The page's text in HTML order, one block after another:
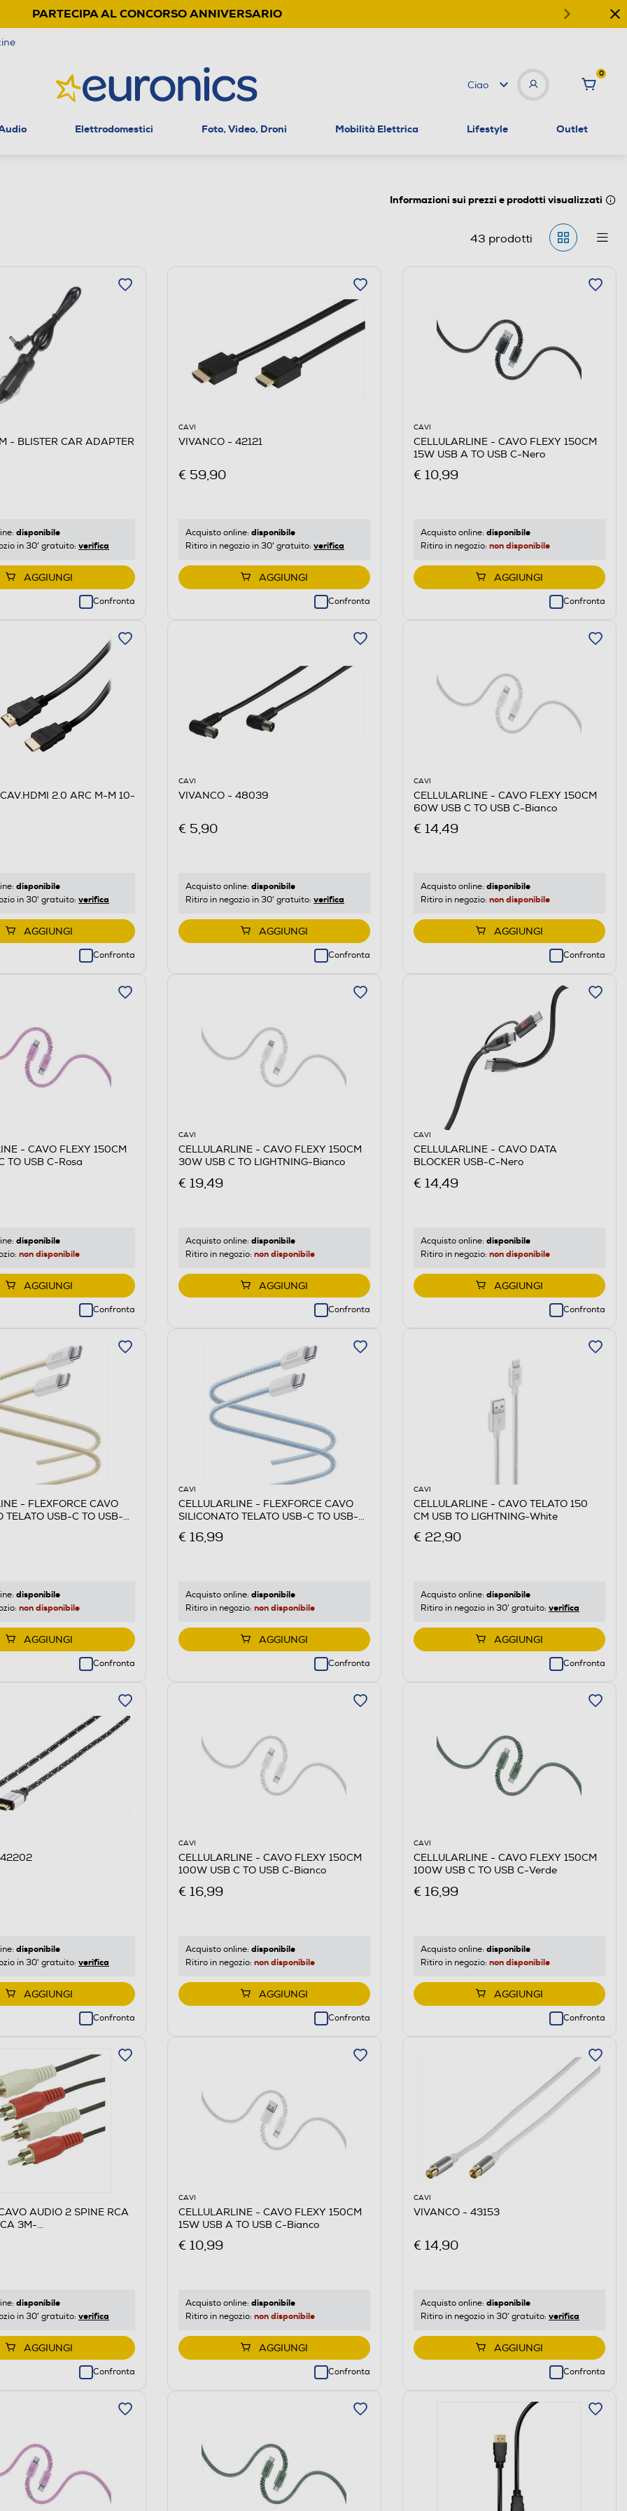
PARTECIPA AL CONCORSO ANNIVERSARIO
Ciao
0
Elettrodomestici Foto, Video, Droni Mobilità Elettrica Lifestyle Outlet
Informazioni sui prezzi e prodotti visualizzati
43 prodotti
- BLISTER CAR ADAPTER
disponibile
in 30' gratuito: verifica
AGGIUNGI
Confronta
CAVI
VIVANCO - 42121
€ 59,90
Acquisto online: disponibile
Ritiro in negozio in 30' gratuito: verifica
AGGIUNGI
Confronta
CAVI
CELLULARLINE - CAVO FLEXY 150CM
15W USB A TO USB C-Nero
€ 10,99
Acquisto online: disponibile
Ritiro in negozio: non disponibile
AGGIUNGI
Confronta
2.0 ARC M-M 10-
disponibile
in 30' gratuito: verifica
AGGIUNGI
Confronta
CAVI
VIVANCO - 48039
€ 5,90
Acquisto online: disponibile
Ritiro in negozio in 30' gratuito: verifica
AGGIUNGI
Confronta
CAVI
CELLULARLINE - CAVO FLEXY 150CM
60W USB C TO USB C-Bianco
€ 14,49
Acquisto online: disponibile
Ritiro in negozio: non disponibile
AGGIUNGI
Confronta
- CAVO FLEXY 150CM
TO USB C-Rosa
disponibile
non disponibile
AGGIUNGI
Confronta
CAVI
CELLULARLINE - CAVO FLEXY 150CM
30W USB C TO LIGHTNING-Bianco
€ 19,49
Acquisto online: disponibile
Ritiro in negozio: non disponibile
AGGIUNGI
Confronta
CAVI
CELLULARLINE - CAVO DATA
BLOCKER USB-C-Nero
€ 14,49
Acquisto online: disponibile
Ritiro in negozio: non disponibile
AGGIUNGI
Confronta
- FLEXFORCE CAVO
TELATO USB-C TO USB-C-
disponibile
non disponibile
AGGIUNGI
Confronta
CAVI
CELLULARLINE - FLEXFORCE CAVO
SILICONATO TELATO USB-C TO USB-C-
€ 16,99
Acquisto online: disponibile
Ritiro in negozio: non disponibile
AGGIUNGI
Confronta
CAVI
CELLULARLINE - CAVO TELATO 150
CM USB TO LIGHTNING-White
€ 22,90
Acquisto online: disponibile
Ritiro in negozio in 30' gratuito: verifica
AGGIUNGI
Confronta
disponibile
in 30' gratuito: verifica
AGGIUNGI
Confronta
CAVI
CELLULARLINE - CAVO FLEXY 150CM
100W USB C TO USB C-Bianco
€ 16,99
Acquisto online: disponibile
Ritiro in negozio: non disponibile
AGGIUNGI
Confronta
CAVI
CELLULARLINE - CAVO FLEXY 150CM
100W USB C TO USB C-Verde
€ 16,99
Acquisto online: disponibile
Ritiro in negozio: non disponibile
AGGIUNGI
Confronta
AUDIO 2 SPINE RCA
3M-
disponibile
in 30' gratuito: verifica
AGGIUNGI
Confronta
CAVI
CELLULARLINE - CAVO FLEXY 150CM
15W USB A TO USB C-Bianco
€ 10,99
Acquisto online: disponibile
Ritiro in negozio: non disponibile
AGGIUNGI
Confronta
CAVI
VIVANCO - 43153
€ 14,90
Acquisto online: disponibile
Ritiro in negozio in 30' gratuito: verifica
AGGIUNGI
Confronta